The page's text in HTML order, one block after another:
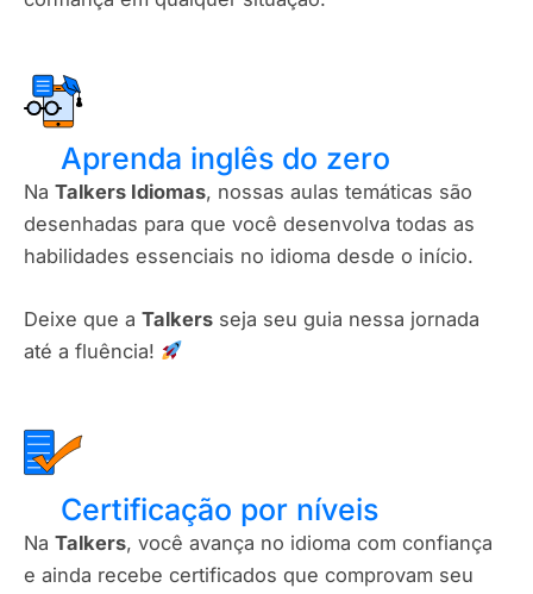
Aprenda inglês do zero
Na Talkers Idiomas, nossas aulas temáticas são
desenhadas para que você desenvolva todas as
habilidades essenciais no idioma desde o início.
Deixe que a Talkers seja seu guia nessa jornada
até a fluência!
Certificação por níveis​
Na Talkers, você avança no idioma com confiança
e ainda recebe certificados que comprovam seu